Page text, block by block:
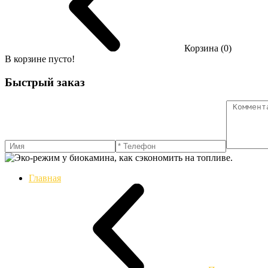
Корзина (0)
В корзине пусто!
Быстрый заказ
Главная